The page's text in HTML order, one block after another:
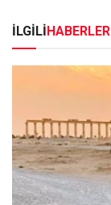
İLGİLİHABERLER